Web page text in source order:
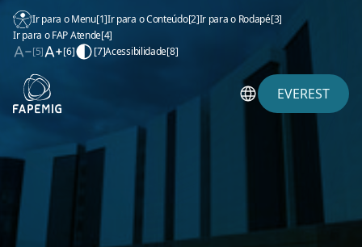
Ir para o Menu[1]Ir para o Conteúdo[2]Ir para o Rodapé[3]
Ir para o FAP Atende[4]
[5]
[6] [7]Acessibilidade[8]
EVEREST